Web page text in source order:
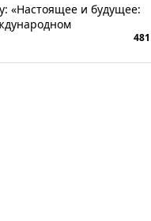
«Настоящее и будущее:
481